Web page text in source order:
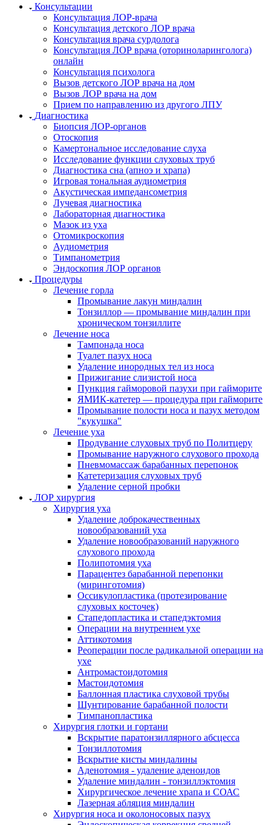
Консультации
Консультация ЛОР-врача
Консультация детского ЛОР врача
Консультация врача сурдолога
Консультация ЛОР врача (оториноларинголога)
онлайн
Консультация психолога
Вызов детского ЛОР врача на дом
Вызов ЛОР врача на дом
Прием по направлению из другого ЛПУ
Диагностика
Биопсия ЛОР-органов
Отоскопия
Камертональное исследование слуха
Исследование функции слуховых труб
Диагностика сна (апноэ и храпа)
Игровая тональная аудиометрия
Акустическая импедансометрия
Лучевая диагностика
Лабораторная диагностика
Мазок из уха
Отомикроскопия
Аудиометрия
Тимпанометрия
Эндоскопия ЛОР органов
Процедуры
Лечение горла
Промывание лакун миндалин
Тонзиллор — промывание миндалин при
хроническом тонзиллите
Лечение носа
Тампонада носа
Туалет пазух носа
Удаление инородных тел из носа
Прижигание слизистой носа
Пункция гайморовой пазухи при гайморите
ЯМИК-катетер — процедура при гайморите
Промывание полости носа и пазух методом
"кукушка"
Лечение уха
Продувание слуховых труб по Политцеру
Промывание наружного слухового прохода
Пневмомассаж барабанных перепонок
Катетеризация слуховых труб
Удаление серной пробки
ЛОР хирургия
Хирургия уха
Удаление доброкачественных
новообразований уха
Удаление новообразований наружного
слухового прохода
Полипотомия уха
Парацентез барабанной перепонки
(миринготомия)
Оссикулопластика (протезирование
слуховых косточек)
Стапедопластика и стапедэктомия
Операции на внутреннем ухе
Аттикотомия
Реоперации после радикальной операции на
ухе
Антромастоидотомия
Мастоидотомия
Баллонная пластика слуховой трубы
Шунтирование барабанной полости
Тимпанопластика
Хирургия глотки и гортани
Вскрытие паратонзиллярного абсцесса
Тонзиллотомия
Вскрытие кисты миндалины
Аденотомия - удаление аденоидов
Удаление миндалин - тонзиллэктомия
Хирургическое лечение храпа и СОАС
Лазерная абляция миндалин
Хирургия носа и околоносовых пазух